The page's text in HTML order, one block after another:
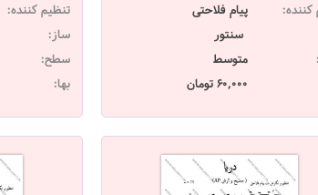
کننده:
پیام فلاحتی
سنتور
متوسط
60,000 تومان
تنظیم کننده:
ساز:
سطح:
بها: